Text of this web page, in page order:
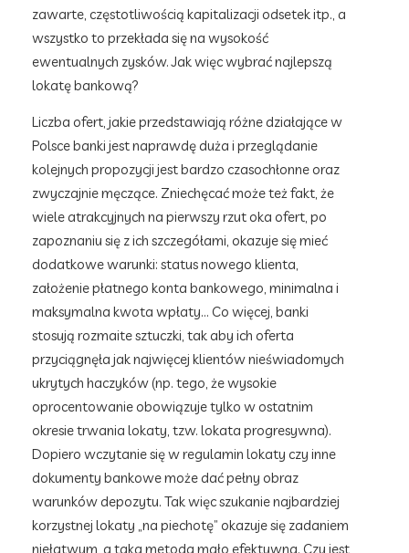
zawarte, częstotliwością kapitalizacji odsetek itp., a
wszystko to przekłada się na wysokość
ewentualnych zysków. Jak więc wybrać najlepszą
lokatę bankową?
Liczba ofert, jakie przedstawiają różne działające w
Polsce banki jest naprawdę duża i przeglądanie
kolejnych propozycji jest bardzo czasochłonne oraz
zwyczajnie męczące. Zniechęcać może też fakt, że
wiele atrakcyjnych na pierwszy rzut oka ofert, po
zapoznaniu się z ich szczegółami, okazuje się mieć
dodatkowe warunki: status nowego klienta,
założenie płatnego konta bankowego, minimalna i
maksymalna kwota wpłaty… Co więcej, banki
stosują rozmaite sztuczki, tak aby ich oferta
przyciągnęła jak najwięcej klientów nieświadomych
ukrytych haczyków (np. tego, że wysokie
oprocentowanie obowiązuje tylko w ostatnim
okresie trwania lokaty, tzw. lokata progresywna).
Dopiero wczytanie się w regulamin lokaty czy inne
dokumenty bankowe może dać pełny obraz
warunków depozytu. Tak więc szukanie najbardziej
korzystnej lokaty „na piechotę” okazuje się zadaniem
niełatwym, a taka metoda mało efektywna. Czy jest